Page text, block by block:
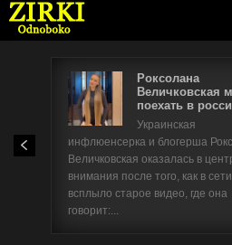
Роксолана
Величковская
поехать в
Украинская
инфлюенсерка и блогерша
Величковская оказалась в
внимания после того, как в сети
всплыло старое видео, где она
говорит:...